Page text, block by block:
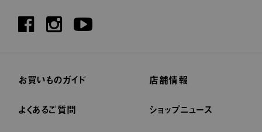
お買いものガイド
よくあるご質問
店舗情報
ショップニュース